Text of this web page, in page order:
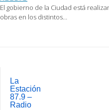
El gobierno de la Ciudad está
obras en los distintos…
navigation
La
Estación
87.9 –
Radio